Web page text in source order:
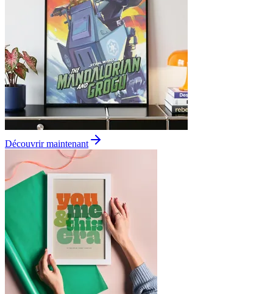
Découvrir maintenant